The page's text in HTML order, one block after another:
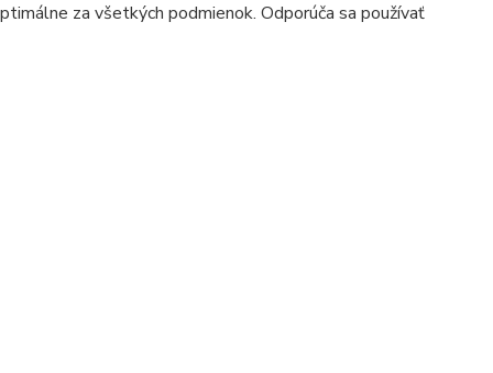
za všetkých podmienok. Odporúča sa používať